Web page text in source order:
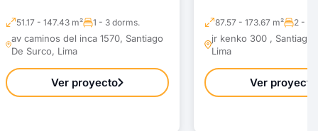
51.17 - 147.43 m² 1 - 3 dorms.
av caminos del inca 1570, Santiago
De Surco, Lima
Ver proyecto
87.57 - 173.67 m² 2 - 3
jr kenko 300 , Santiago
Lima
Ver proyecto